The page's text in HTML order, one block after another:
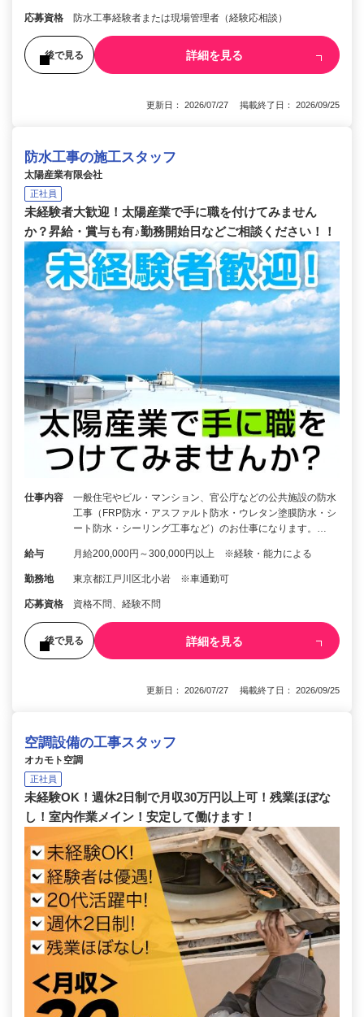
応募資格 防水工事経験者または現場管理者（経験応相談）
後で見る 詳細を見る
更新日： 2026/07/27 掲載終了日： 2026/09/25
防水工事の施工スタッフ
太陽産業有限会社
正社員
未経験者大歓迎！太陽産業で手に職を付けてみません
か？昇給・賞与も有♪勤務開始日などご相談ください！！
仕事内容
一般住宅やビル・マンション、官公庁などの公共施設の防水
工事（FRP防水・アスファルト防水・ウレタン塗膜防水・シ
ート防水・シーリング工事など）のお仕事になります。…
給与 月給200,000円～300,000円以上 ※経験・能力による
勤務地 東京都江戸川区北小岩 ※車通勤可
応募資格 資格不問、経験不問
後で見る 詳細を見る
更新日： 2026/07/27 掲載終了日： 2026/09/25
空調設備の工事スタッフ
オカモト空調
正社員
未経験OK！週休2日制で月収30万円以上可！残業ほぼな
し！室内作業メイン！安定して働けます！